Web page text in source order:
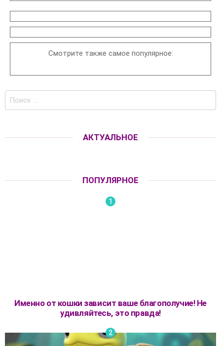
Смотрите также самое популярное:
Поиск
АКТУАЛЬНОЕ
ПОПУЛЯРНОЕ
Именно от кошки зависит ваше благополучие! Не
удивляйтесь, это правда!